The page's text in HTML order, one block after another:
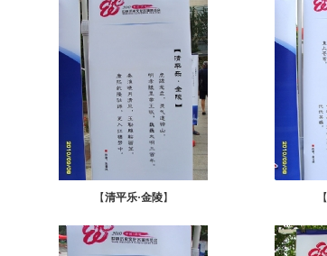
【清平乐·金陵】 【